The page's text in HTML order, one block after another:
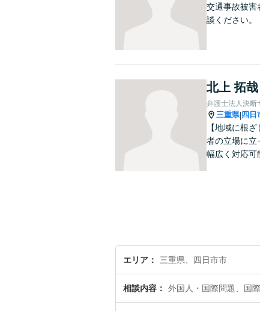
交通事故被害
談ください。
北上 拓哉
弁護士法人決断
三重県| 四日
【地域に根
者の立場に立
幅広く対応可
エリア 三重県、四日市市
相談内容 外国人・国際問題、国